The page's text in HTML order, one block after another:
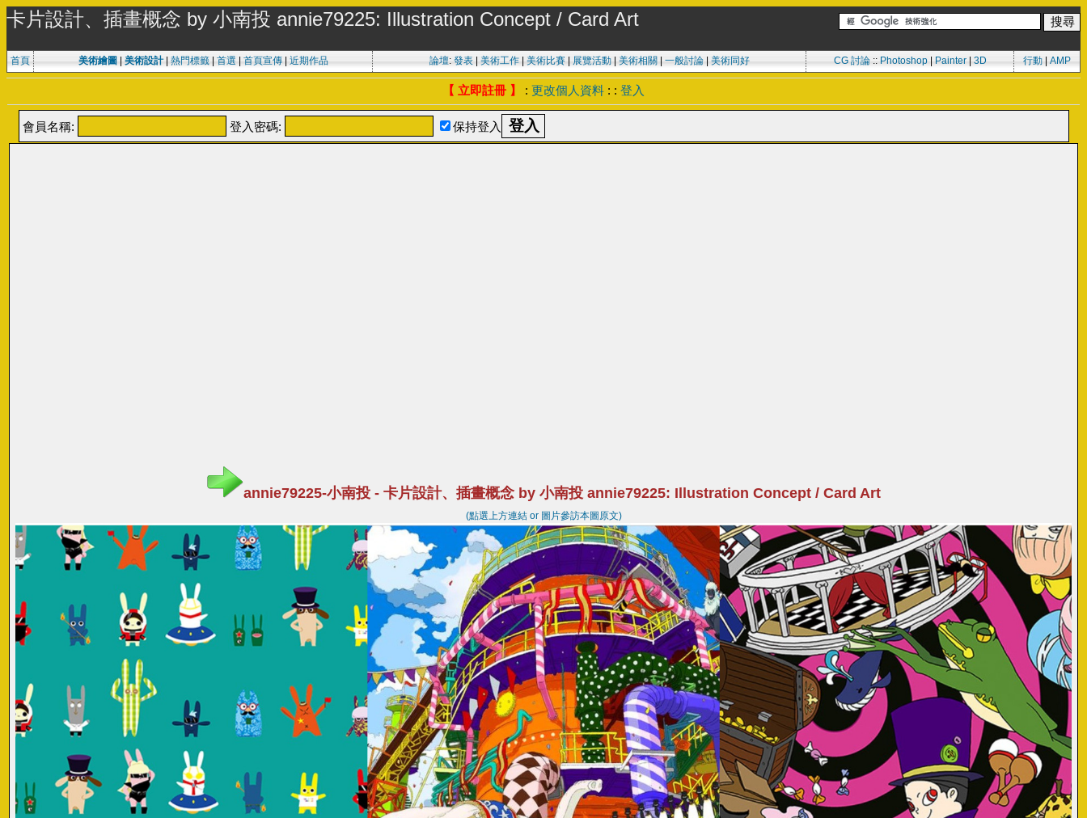
卡片設計、插畫概念 by 小南投 annie79225: Illustration Concept / Card Art
首頁 美術繪圖 美術設計| 熱門標籤| 首選 首頁宣傳| 近期作品 論壇: 發表| 美術工作| 美術比賽| 展覽活動| 美術相關 一般討論| 美術同好 CG 討論:: Photoshop| Painter| 3D 行動 AMP
【 立即註冊 】 : 更改個人資料 : : 登入
會員名稱: 登入密碼: 保持登入
annie79225-小南投 - 卡片設計、插畫概念 by 小南投 annie79225: Illustration Concept / Card Art
(點選上方連結 or 圖片參訪本圖原文)